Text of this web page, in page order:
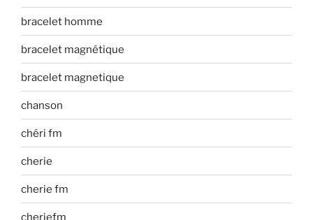
bracelet homme
bracelet magnétique
bracelet magnetique
chanson
chéri fm
cherie
cherie fm
cheriefm